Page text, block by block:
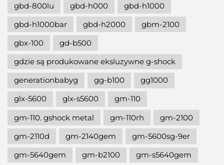
gbd-800lu
gbd-h000
gbd-h1000
gbd-h1000bar
gbd-h2000
gbm-2100
gbx-100
gd-b500
gdzie są produkowane eksluzywne g-shock
generationbabyg
gg-b100
gg1000
glx-5600
glx-s5600
gm-110
gm-110. gshock metal
gm-110rh
gm-2100
gm-2110d
gm-2140gem
gm-5600sg-9er
gm-5640gem
gm-b2100
gm-s5640gem